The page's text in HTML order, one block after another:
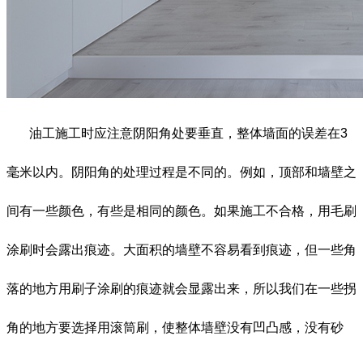
油工施工时应注意阴阳角处要垂直，整体墙面的误差在3
毫米以内。阴阳角的处理过程是不同的。例如，顶部和墙壁之
间有一些颜色，有些是相同的颜色。如果施工不合格，用毛刷
涂刷时会露出痕迹。大面积的墙壁不容易看到痕迹，但一些角
落的地方用刷子涂刷的痕迹就会显露出来，所以我们在一些拐
角的地方要选择用滚筒刷，使整体墙壁没有凹凸感，没有砂